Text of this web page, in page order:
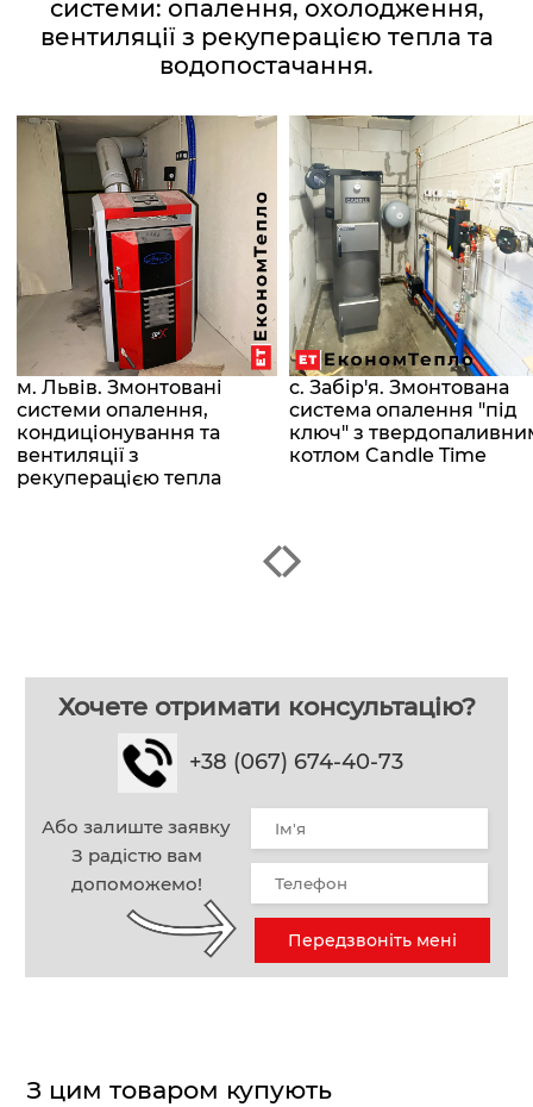
системи: опалення, охолодження,
вентиляції з рекуперацією тепла та
водопостачання.
м. Львів. Змонтовані
системи опалення,
кондиціонування та
вентиляції з
рекуперацією тепла
с. Забір'я. Змонтована
система опалення "під
ключ" з
котлом Candle Time
Хочете отримати консультацію?
+38 (067) 674-40-73
Або залиште заявку
З радістю вам
допоможемо!
Передзвоніть мені
З цим товаром купують